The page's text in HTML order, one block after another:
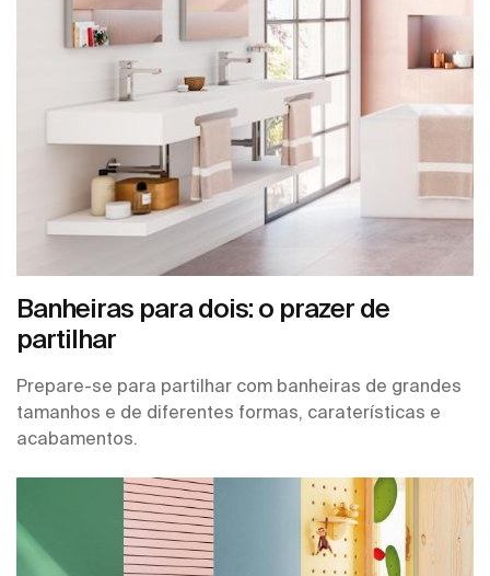
Banheiras para dois: o prazer de
partilhar
Prepare-se para partilhar com banheiras de grandes
tamanhos e de diferentes formas, caraterísticas e
acabamentos.